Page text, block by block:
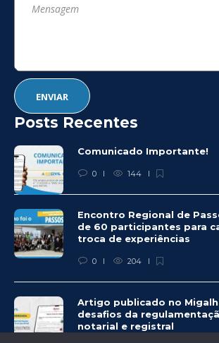
Posts Recentes
Comunicado Importante!
0 144
Encontro Regional de
de 60 participantes para
troca de experiências
0 204
Artigo publicado no
desafios da
notarial e registral